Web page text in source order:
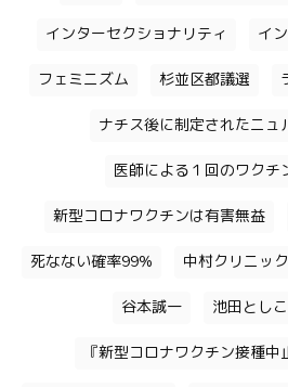
インターセクショナリティ イ
フェミニズム 杉並区都議選
ナチス後に制定されたニュ
医師による１回のワクチ
新型コロナワクチンは有害無益
死なない確率99% 中村クリニック
谷本誠一 池田としこ
『新型コロナワクチン接種中